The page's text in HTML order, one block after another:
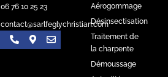
06 76 10 25 23
contact@sarlfeglychristian.com
Aérogommage
Désinsectisation
Traitement de
la charpente
Démoussage